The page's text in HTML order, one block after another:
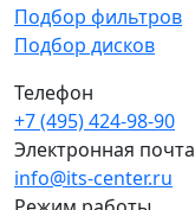
Подбор фильтров
Подбор дисков
Телефон
+7 (495) 424-98-90
Электронная почта
info@its-center.ru